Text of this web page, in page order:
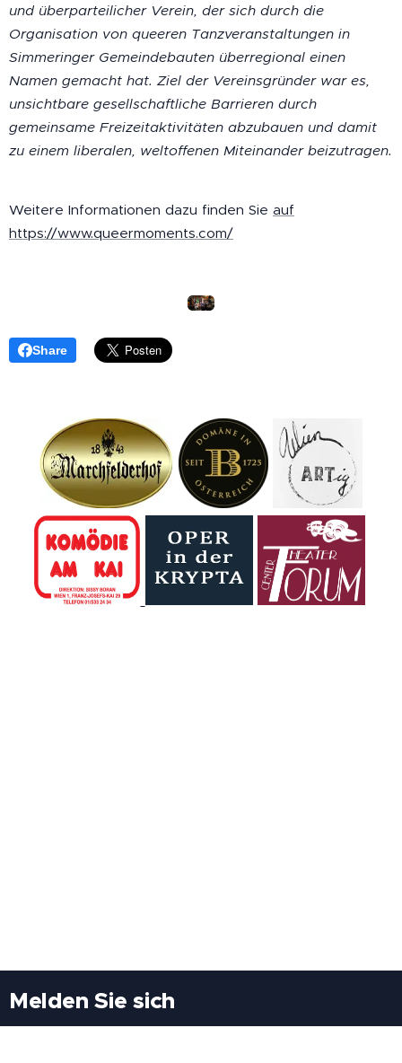
und überparteilicher Verein, der sich durch die
Organisation von queeren Tanzveranstaltungen in
Simmeringer Gemeindebauten überregional einen
Namen gemacht hat. Ziel der Vereinsgründer war es,
unsichtbare gesellschaftliche Barrieren durch
gemeinsame Freizeitaktivitäten abzubauen und damit
zu einem liberalen, weltoffenen Miteinander beizutragen.
Weitere Informationen dazu finden Sie auf
https://www.queermoments.com/
Share
Melden Sie sich